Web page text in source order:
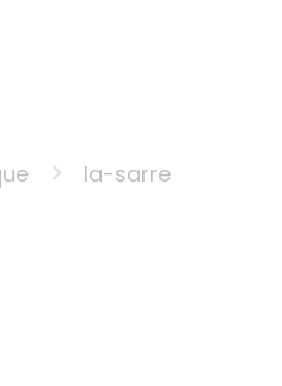
la-sarre